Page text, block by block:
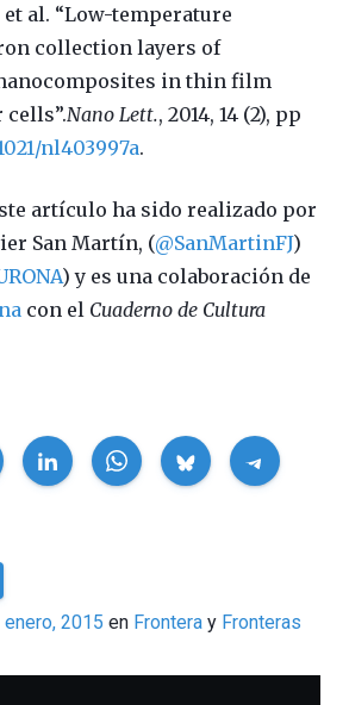
et al. “Low-temperature
collection layers of
in thin film
Nano Lett., 2014, 14 (2), pp
nl403997a.
artículo ha sido realizado por
San Martín, (@SanMartinFJ)
) y es una colaboración de
con el Cuaderno de Cultura
2015 en Frontera Fronteras